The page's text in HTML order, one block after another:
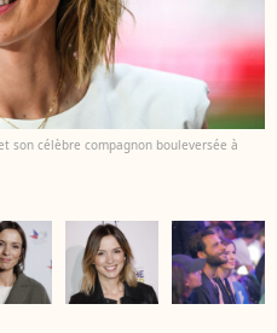
son célèbre compagnon bouleversée à